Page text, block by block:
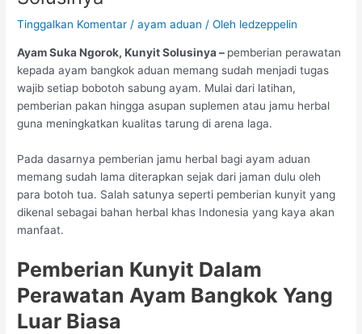
Tinggalkan Komentar /ayam aduan / Oleh ledzeppelin
Ayam Suka Ngorok, Kunyit Solusinya – pemberian perawatan
kepada ayam bangkok aduan memang sudah menjadi tugas
wajib setiap bobotoh sabung ayam. Mulai dari latihan,
pemberian pakan hingga asupan suplemen atau jamu herbal
guna meningkatkan kualitas tarung di arena laga.
Pada dasarnya pemberian jamu herbal bagi ayam aduan
memang sudah lama diterapkan sejak dari jaman dulu oleh
para botoh tua. Salah satunya seperti pemberian kunyit yang
dikenal sebagai bahan herbal khas Indonesia yang kaya akan
manfaat.
Pemberian Kunyit Dalam
Perawatan Ayam Bangkok Yang
Luar Biasa